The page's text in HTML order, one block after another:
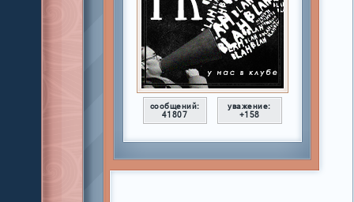
сообщений:
41807
уважение:
+158